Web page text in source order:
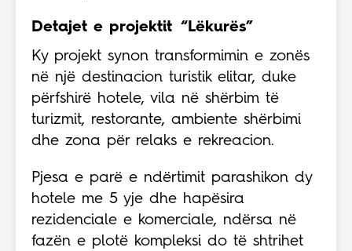
Detajet e projektit “Lëkurës”
Ky projekt synon transformimin e zonës
në një destinacion turistik elitar, duke
përfshirë hotele, vila në shërbim të
turizmit, restorante, ambiente shërbimi
dhe zona për relaks e rekreacion.
Pjesa e parë e ndërtimit parashikon dy
hotele me 5 yje dhe hapësira
rezidenciale e komerciale, ndërsa në
fazën e plotë kompleksi do të shtrihet